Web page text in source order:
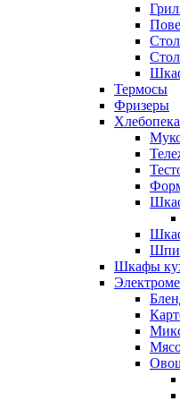
Термосы
Фризеры
Шкафы